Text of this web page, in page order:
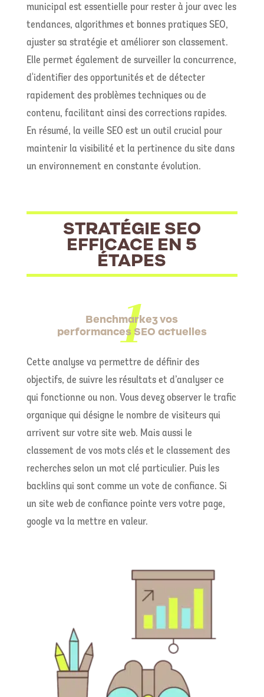
municipal est essentielle pour rester à jour avec les
tendances, algorithmes et bonnes pratiques SEO,
ajuster sa stratégie et améliorer son classement.
Elle permet également de surveiller la concurrence,
d'identifier des opportunités et de détecter
rapidement des problèmes techniques ou de
contenu, facilitant ainsi des corrections rapides.
En résumé, la veille SEO est un outil crucial pour
maintenir la visibilité et la pertinence du site dans
un environnement en constante évolution.
STRATÉGIE SEO
EFFICACE EN 5
ÉTAPES
Benchmarkez vos
performances SEO actuelles
Cette analyse va permettre de définir des
objectifs, de suivre les résultats et d’analyser ce
qui fonctionne ou non. Vous devez observer le trafic
organique qui désigne le nombre de visiteurs qui
arrivent sur votre site web. Mais aussi le
classement de vos mots clés et le classement des
recherches selon un mot clé particulier. Puis les
backlins qui sont comme un vote de confiance. Si
un site web de confiance pointe vers votre page,
google va la mettre en valeur.